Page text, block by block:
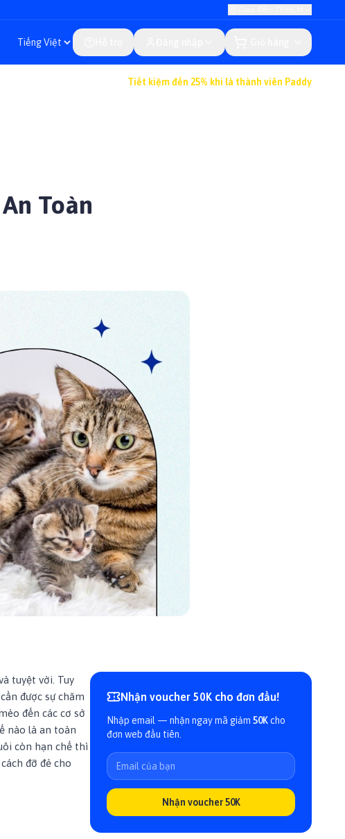
Tiết kiệm đến 25% khi là thành viên Paddy
Toàn
tuyệt vời. Tuy
được sự chăm
đến các cơ sở
nào là an toàn
còn hạn chế thì
đỡ đẻ cho
Nhận voucher 50K cho đơn đầu!
Nhập email — nhận ngay mã giảm 50Kcho
đơn web đầu tiên.
Nhận voucher 50K